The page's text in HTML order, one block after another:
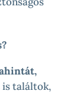
találtok,